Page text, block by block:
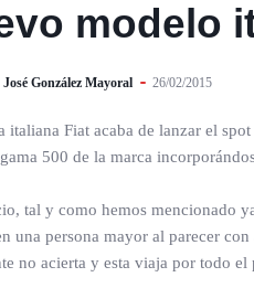
modelo
José González Mayoral 26/02/2015
italiana Fiat acaba de lanzar el
500 de la marca
tal y como hemos mencionado
una persona mayor al parecer
no acierta y esta viaja por todo el